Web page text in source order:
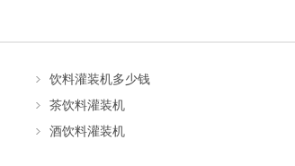
饮料灌装机多少钱
茶饮料灌装机
酒饮料灌装机